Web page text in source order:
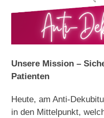
Unsere Mission –
Patienten
Heute, am Anti-
in den Mittelpunkt,